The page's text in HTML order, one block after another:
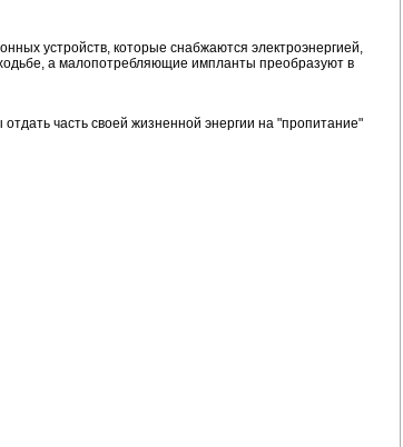
устройств, которые снабжаются электроэнергией,
а малопотребляющие импланты преобразуют в
часть своей жизненной энергии на "пропитание"